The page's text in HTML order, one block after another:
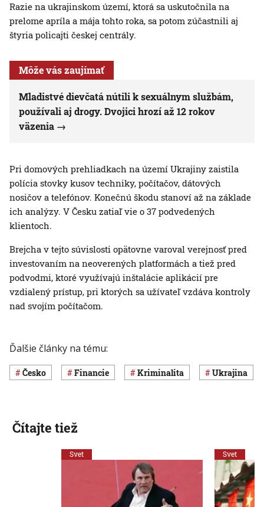
Razie na ukrajinskom území, ktorá sa uskutočnila na
prelome apríla a mája tohto roka, sa potom zúčastnili aj
štyria policajti českej centrály.
Môže vás zaujímať
Mladistvé dievčatá nútili k sexuálnym službám,
používali aj drogy. Dvojici hrozí až 12 rokov
väzenia
Pri domových prehliadkach na území Ukrajiny zaistila
polícia stovky kusov techniky, počítačov, dátových
nosičov a telefónov. Konečnú škodu stanoví až na základe
ich analýzy. V Česku zatiaľ vie o 37 podvedených
klientoch.
Brejcha v tejto súvislosti opätovne varoval verejnosť pred
investovaním na neoverených platformách a tiež pred
podvodmi, ktoré využívajú inštalácie aplikácií pre
vzdialený prístup, pri ktorých sa užívateľ vzdáva kontroly
nad svojím počítačom.
Ďalšie články na tému:
Česko Financie Kriminalita Ukrajina
Čítajte tiež
Svet Svet